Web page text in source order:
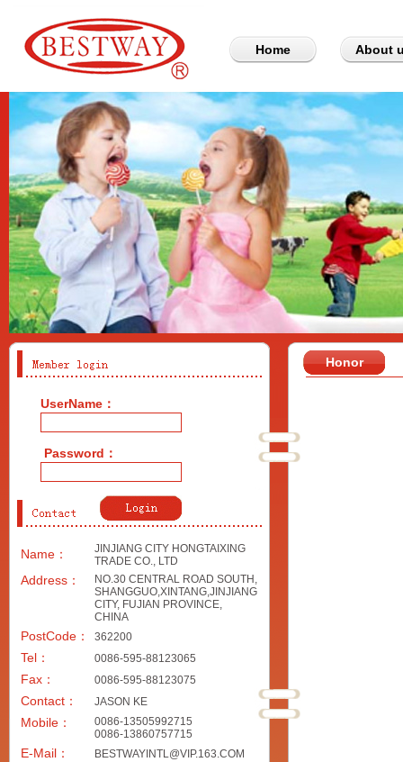
Home About
UserName：
Password：
Name：
JINJIANG CITY HONGTAIXING
TRADE CO., LTD
Address：
NO.30 CENTRAL ROAD SOUTH,
SHANGGUO,XINTANG,JINJIANG
CITY, FUJIAN PROVINCE,
CHINA
PostCode： 362200
Tel： 0086-595-88123065
Fax： 0086-595-88123075
Contact： JASON KE
Mobile：
0086-13505992715
0086-13860757715
E-Mail： BESTWAYINTL@VIP.163.COM
Honor